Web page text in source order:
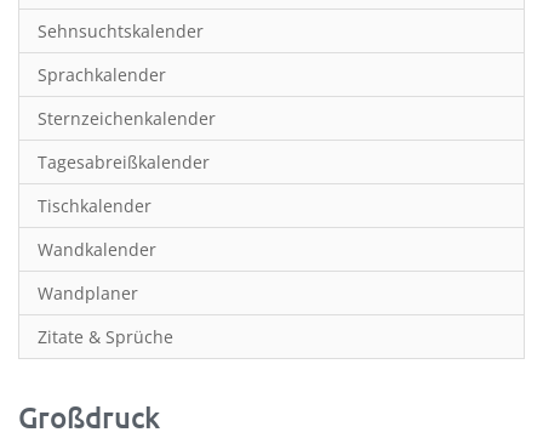
Kinderkalender
Kunst
Länder & Städte
Landschaft & Natur
Lifestyle
Literatur
Manga & Animé
Neutrale Kalender
Partner- & Wandplaner
Planung & Organisation
Sehnsuchtskalender
Sprachkalender
Sternzeichenkalender
Tagesabreißkalender
Tischkalender
Wandkalender
Wandplaner
Zitate & Sprüche
Großdruck